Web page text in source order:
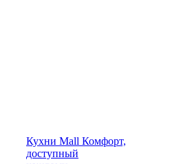
Кухни Mall Комфорт,
доступный